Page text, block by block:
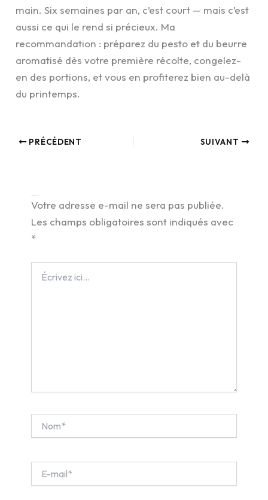
main. Six semaines par an, c’est court — mais c’est
aussi ce qui le rend si précieux. Ma
recommandation : préparez du pesto et du beurre
aromatisé dès votre première récolte, congelez-
en des portions, et vous en profiterez bien au-delà
du printemps.
PRÉCÉDENT SUIVANT
Votre adresse e-mail ne sera pas publiée.
Les champs obligatoires sont indiqués avec
*
ici…
mail*